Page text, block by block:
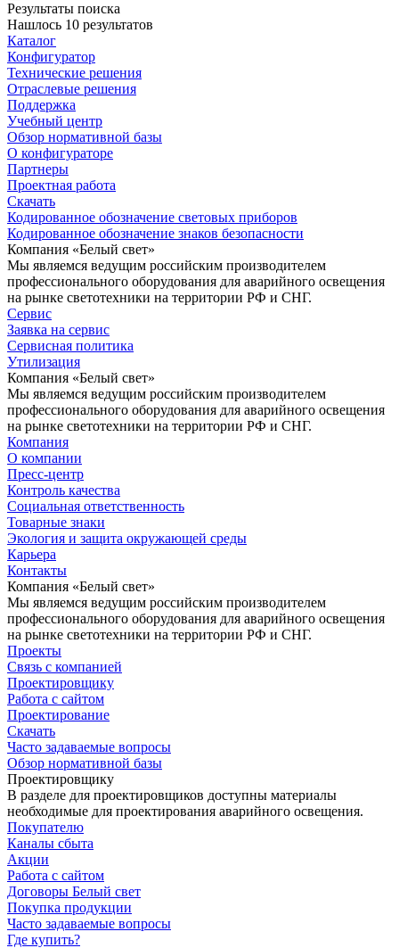
Результаты поиска
Нашлось 10 результатов
Каталог
Конфигуратор
Технические решения
Отраслевые решения
Поддержка
Учебный центр
Обзор нормативной базы
О конфигураторе
Партнеры
Проектная работа
Скачать
Кодированное обозначение световых приборов
Кодированное обозначение знаков безопасности
Компания «Белый свет»
Мы являемся ведущим российским производителем
профессионального оборудования для аварийного освещения
на рынке светотехники на территории РФ и СНГ.
Сервис
Заявка на сервис
Сервисная политика
Утилизация
Компания «Белый свет»
Мы являемся ведущим российским производителем
профессионального оборудования для аварийного освещения
на рынке светотехники на территории РФ и СНГ.
Компания
О компании
Пресс-центр
Контроль качества
Социальная ответственность
Товарные знаки
Экология и защита окружающей среды
Карьера
Контакты
Компания «Белый свет»
Мы являемся ведущим российским производителем
профессионального оборудования для аварийного освещения
на рынке светотехники на территории РФ и СНГ.
Проекты
Связь с компанией
Проектировщику
Работа с сайтом
Проектирование
Скачать
Часто задаваемые вопросы
Обзор нормативной базы
Проектировщику
В разделе для проектировщиков доступны материалы
необходимые для проектирования аварийного освещения.
Покупателю
Каналы сбыта
Акции
Работа с сайтом
Договоры Белый свет
Покупка продукции
Часто задаваемые вопросы
Где купить?